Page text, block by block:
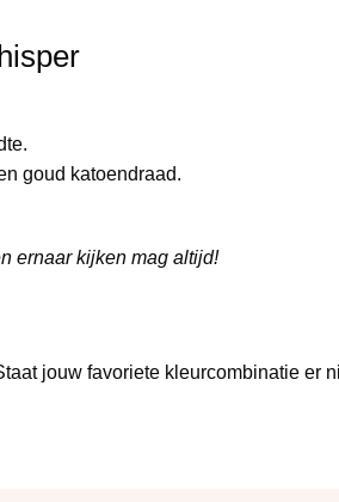
goud katoendraad.
ernaar kijken mag altijd!
jouw favoriete kleurcombinatie er